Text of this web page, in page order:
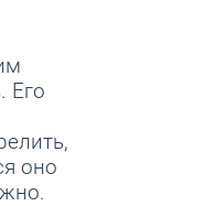
Его
оно